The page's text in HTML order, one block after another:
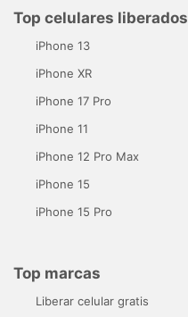
Top celulares liberados
iPhone 13
iPhone XR
iPhone 17 Pro
iPhone 11
iPhone 12 Pro Max
iPhone 15
iPhone 15 Pro
Top marcas
Liberar celular gratis